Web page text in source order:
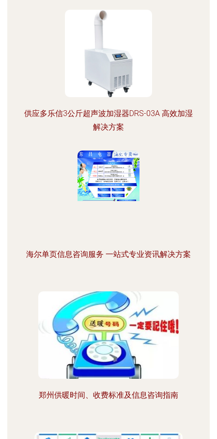
供应多乐信3公斤超声波加湿器DRS-03A 高效加湿
解决方案
海尔单页信息咨询服务 一站式专业资讯解决方案
郑州供暖时间、收费标准及信息咨询指南